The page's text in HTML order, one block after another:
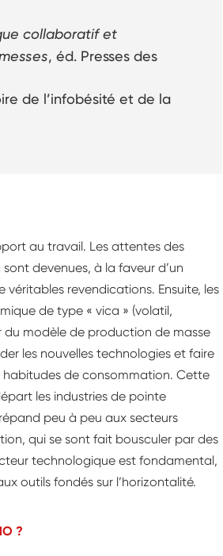
collaboratif et
, éd. Presses des
de l’infobésité et de la
au travail. Les attentes des
devenues, à la faveur d’un
revendications. Ensuite, les
de type « vica » (volatil,
du modèle de production de masse
les nouvelles technologies et faire
habitudes de consommation. Cette
les industries de pointe
peu à peu aux secteurs
qui se sont fait bousculer par des
technologique est fondamental,
outils fondés sur l’horizontalité.
?